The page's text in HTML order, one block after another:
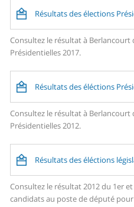
Résultats des élections
Consultez le résultat à
Présidentielles 2017.
Résultats des éléctions
Consultez le résultat à
Présidentielles 2012.
Résultats des éléctions
Consultez le résultat 2012 du 1er
candidats au poste de député